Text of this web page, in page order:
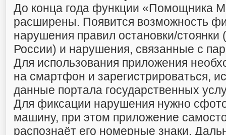
До конца года функции «Помощника
расширены. Появится возможность
нарушения правил остановки/стоянки
России) и нарушения, связанные с
Для использования приложения
на смартфон и зарегистрироваться,
данные портала государственных
Для фиксации нарушения нужно
машину, при этом приложение
распознаёт его номерные знаки.